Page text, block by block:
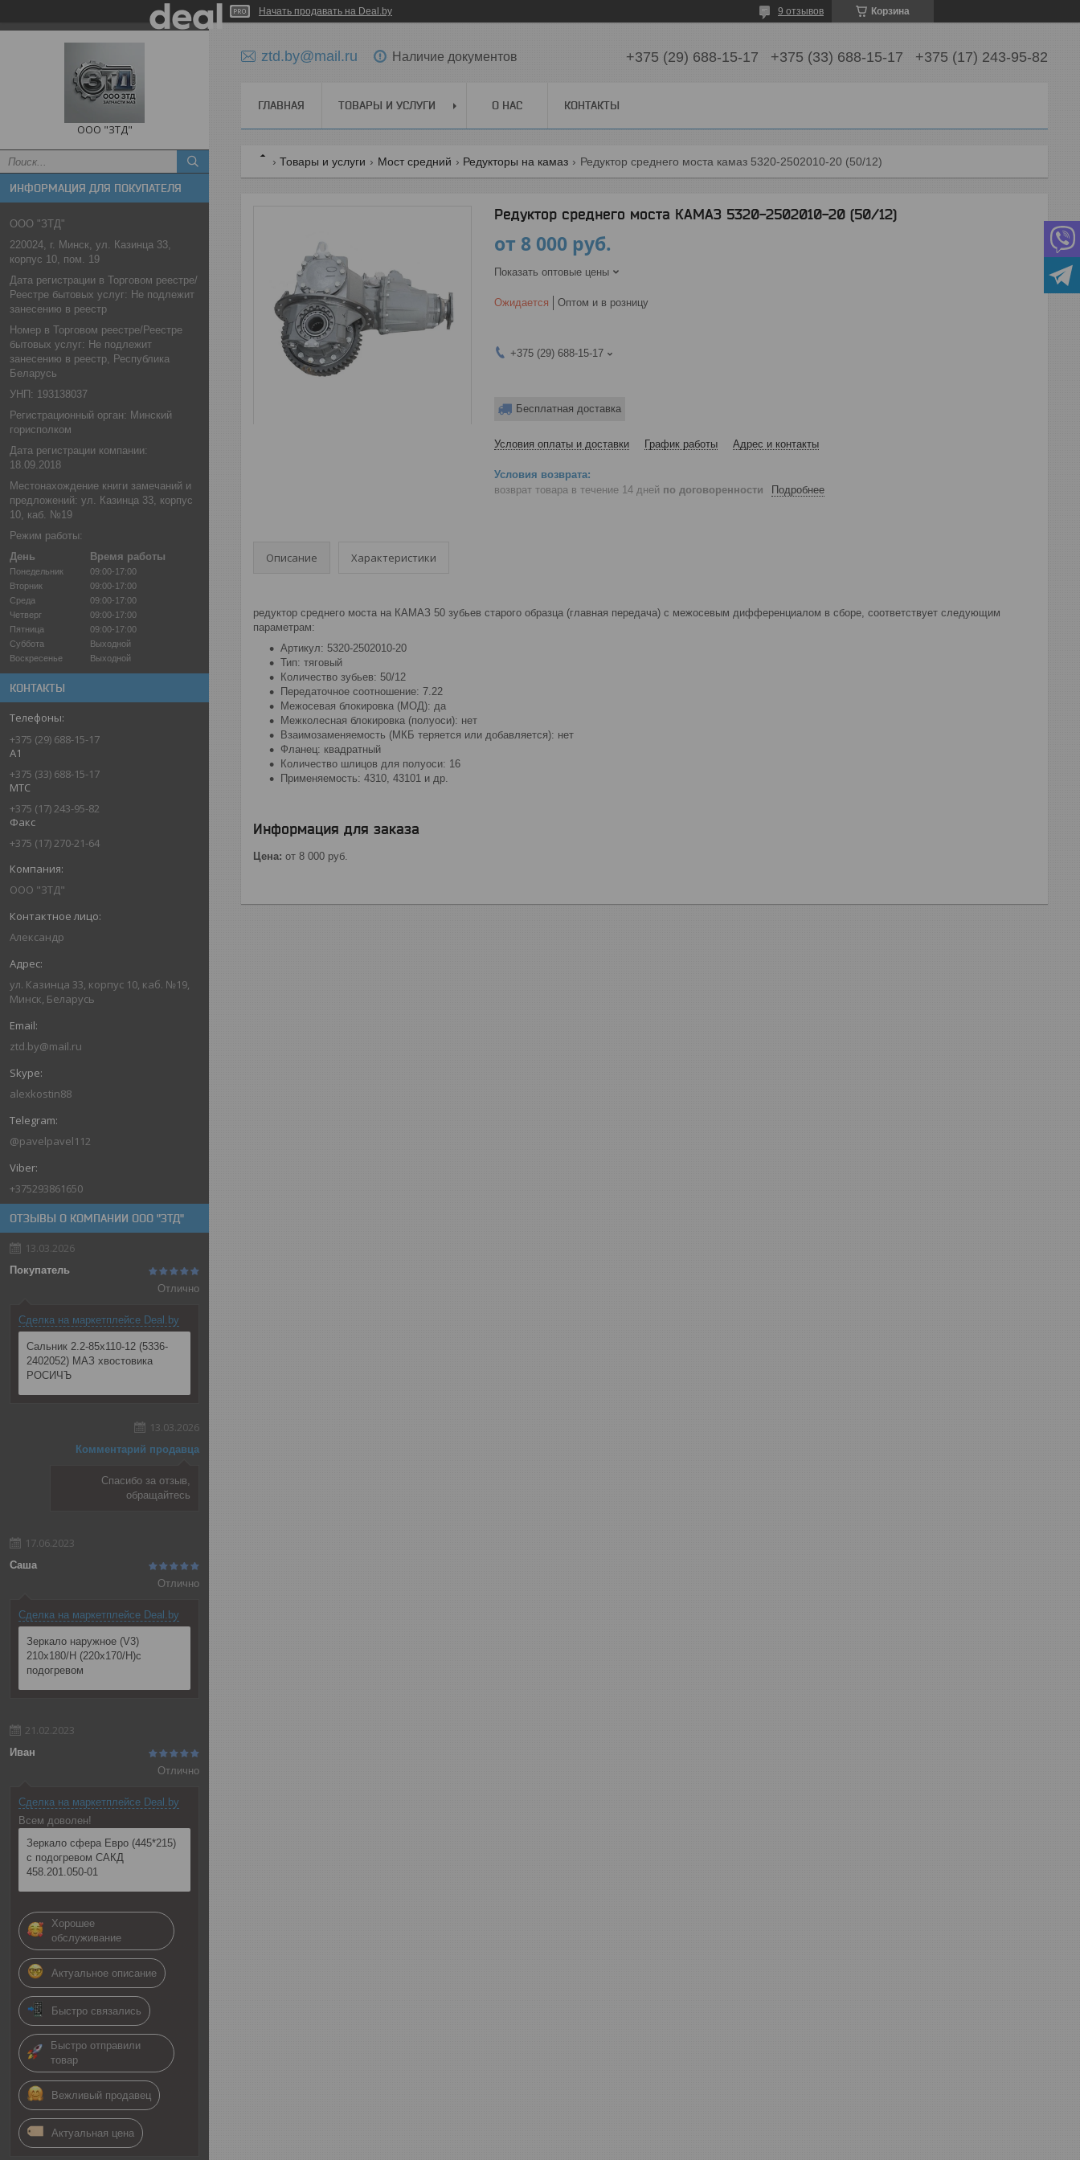
Начать продавать на Deal.by Корзина
9 отзывов
ООО "ЗТД"
ИНФОРМАЦИЯ ДЛЯ ПОКУПАТЕЛЯ
ООО "ЗТД"
220024, г. Минск, ул. Казинца 33,
корпус 10, пом. 19
Дата регистрации в Торговом реестре/
Реестре бытовых услуг: Не подлежит
занесению в реестр
Номер в Торговом реестре/Реестре
бытовых услуг: Не подлежит
занесению в реестр, Республика
Беларусь
УНП: 193138037
Регистрационный орган: Минский
горисполком
Дата регистрации компании:
18.09.2018
Местонахождение книги замечаний и
предложений: ул. Казинца 33, корпус
10, каб. №19
Режим работы:
День
Время работы
Понедельник
09:00-17:00
Вторник
09:00-17:00
Среда
09:00-17:00
Четверг
09:00-17:00
Пятница
09:00-17:00
Суббота
Выходной
Воскресенье
Выходной
КОНТАКТЫ
+375 (29) 688-15-17
А1
+375 (33) 688-15-17
МТС
+375 (17) 243-95-82
Факс
+375 (17) 270-21-64
ООО "ЗТД"
Александр
ул. Казинца 33, корпус 10, каб. №19,
Минск, Беларусь
ztd.by@mail.ru
alexkostin88
@pavelpavel112
+375293861650
ОТЗЫВЫ О КОМПАНИИ ООО "ЗТД"
13.03.2026
Покупатель
Отлично
Сделка на маркетплейсе Deal.by
Сальник 2.2-85х110-12 (5336-
2402052) МАЗ хвостовика
РОСИЧЪ
13.03.2026
Комментарий продавца
Спасибо за отзыв,
обращайтесь
17.06.2023
Саша
Отлично
Сделка на маркетплейсе Deal.by
Зеркало наружное (V3)
210x180/Н (220x170/Н)с
подогревом
21.02.2023
Иван
Отлично
Сделка на маркетплейсе Deal.by
Всем доволен!
Зеркало сфера Евро (445*215)
с подогревом САКД
458.201.050-01
Хорошее
обслуживание
Актуальное описание
Быстро связались
Быстро отправили
товар
Вежливый продавец
Актуальная цена
ztd.by@mail.ru Наличие документов +375 (29) 688-15-17 +375 (33) 688-15-17 +375 (17) 243-95-82
ГЛАВНАЯ ТОВАРЫ И УСЛУГИ О НАС КОНТАКТЫ
Товары и услуги Мост средний Редукторы на камаз Редуктор среднего моста камаз 5320-2502010-20 (50/12)
Редуктор среднего моста КАМАЗ 5320-2502010-20 (50/12)
от 8 000 руб.
Показать оптовые цены
Ожидается Оптом и в розницу
+375 (29) 688-15-17
Бесплатная доставка
Условия оплаты и доставки График работы Адрес и контакты
возврат товара в течение 14 дней по договоренности Подробнее
Описание Характеристики
редуктор среднего моста на КАМАЗ 50 зубьев старого образца (главная передача) с межосевым дифференциалом в сборе, соответствует следующим
параметрам:
Артикул: 5320-2502010-20
Тип: тяговый
Количество зубьев: 50/12
Передаточное соотношение: 7.22
Межосевая блокировка (МОД): да
Межколесная блокировка (полуоси): нет
Взаимозаменяемость (МКБ теряется или добавляется): нет
Фланец: квадратный
Количество шлицов для полуоси: 16
Применяемость: 4310, 43101 и др.
Информация для заказа
Цена: от 8 000 руб.